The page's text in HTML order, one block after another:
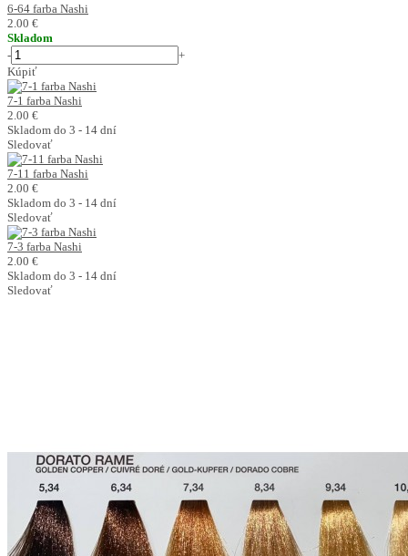
6-64 farba Nashi
2.00 €
Skladom
-
+
Kúpiť
7-1 farba Nashi
2.00 €
Skladom do 3 - 14 dní
Sledovať
7-11 farba Nashi
2.00 €
Skladom do 3 - 14 dní
Sledovať
7-3 farba Nashi
2.00 €
Skladom do 3 - 14 dní
Sledovať